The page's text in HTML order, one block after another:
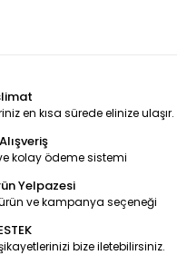
en kısa sürede elinize ulaşır.
kolay ödeme sistemi
Yelpazesi
ve kampanya seçeneği
bize iletebilirsiniz.